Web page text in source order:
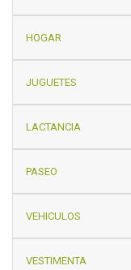
HOGAR
JUGUETES
LACTANCIA
PASEO
VEHICULOS
VESTIMENTA